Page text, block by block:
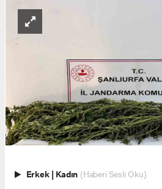
Erkek | Kadın (Haberi Sesli Oku)